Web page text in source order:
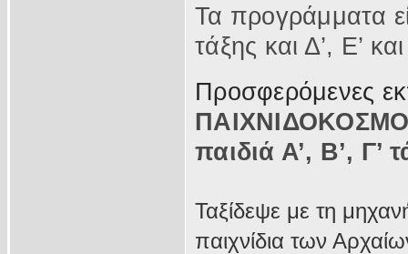
Τα προγράμματα
τάξης και Δ’, Ε’
Προσφερόμενες
παιδιά Α’, Β’, Γ’
Ταξίδεψε με τη
παιχνίδια των